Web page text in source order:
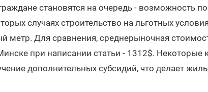
становятся на очередь - возможность
случаях строительство на льготных
метр. Для сравнения, среднерыночная
при написании статьи - 1312$. Некоторые
дополнительных субсидий, что делает